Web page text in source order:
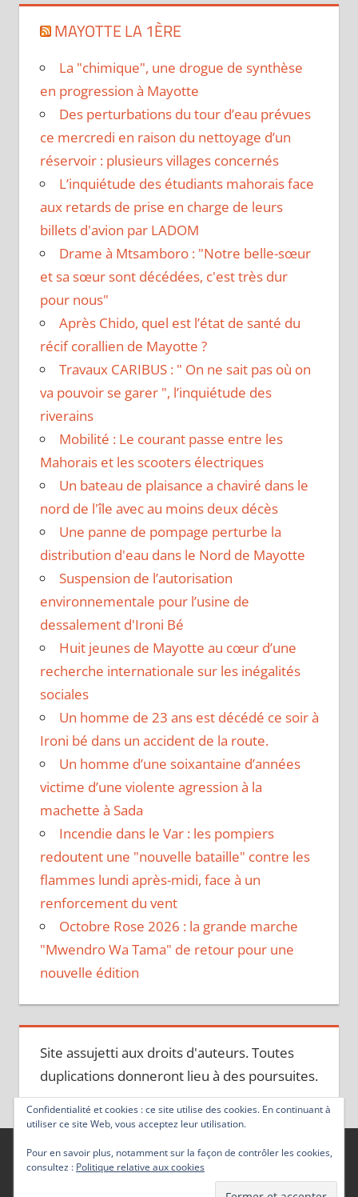
MAYOTTE LA 1ÈRE
La "chimique", une drogue de synthèse
en progression à Mayotte
Des perturbations du tour d’eau prévues
ce mercredi en raison du nettoyage d’un
réservoir : plusieurs villages concernés
L’inquiétude des étudiants mahorais face
aux retards de prise en charge de leurs
billets d'avion par LADOM
Drame à Mtsamboro : "Notre belle-sœur
et sa sœur sont décédées, c'est très dur
pour nous"
Après Chido, quel est l’état de santé du
récif corallien de Mayotte ?
Travaux CARIBUS : " On ne sait pas où on
va pouvoir se garer ", l’inquiétude des
riverains
Mobilité : Le courant passe entre les
Mahorais et les scooters électriques
Un bateau de plaisance a chaviré dans le
nord de l'île avec au moins deux décès
Une panne de pompage perturbe la
distribution d'eau dans le Nord de Mayotte
Suspension de l’autorisation
environnementale pour l’usine de
dessalement d'Ironi Bé
Huit jeunes de Mayotte au cœur d’une
recherche internationale sur les inégalités
sociales
Un homme de 23 ans est décédé ce soir à
Ironi bé dans un accident de la route.
Un homme d’une soixantaine d’années
victime d’une violente agression à la
machette à Sada
Incendie dans le Var : les pompiers
redoutent une "nouvelle bataille" contre les
flammes lundi après-midi, face à un
renforcement du vent
Octobre Rose 2026 : la grande marche
"Mwendro Wa Tama" de retour pour une
nouvelle édition
Site assujetti aux droits d'auteurs. Toutes
duplications donneront lieu à des poursuites.
Thème WordPress : Tortuga par ThemeZee.
Confidentialité et cookies : ce site utilise des cookies. En continuant à
utiliser ce site Web, vous acceptez leur utilisation.
Pour en savoir plus, notamment sur la façon de contrôler les cookies,
consultez : Politique relative aux cookies